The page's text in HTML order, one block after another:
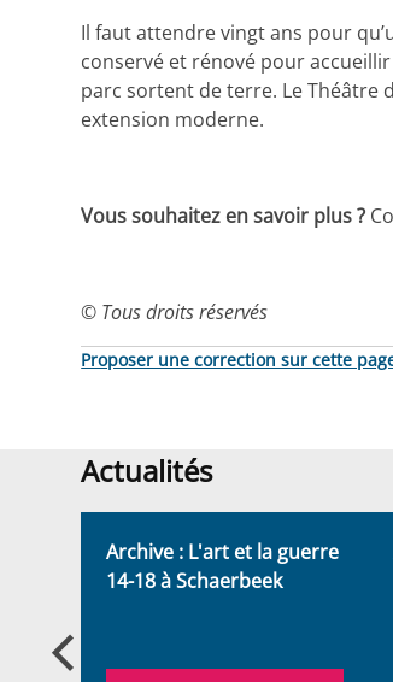
Il faut attendre vingt ans pour
conservé et rénové pour
parc sortent de terre. Le Théâtre
extension moderne.
Vous souhaitez en savoir plus ?
© Tous droits réservés
Proposer une correction sur cette
Actualités
Actualités
Archive : L'art et la guerre
14-18 à Schaerbeek